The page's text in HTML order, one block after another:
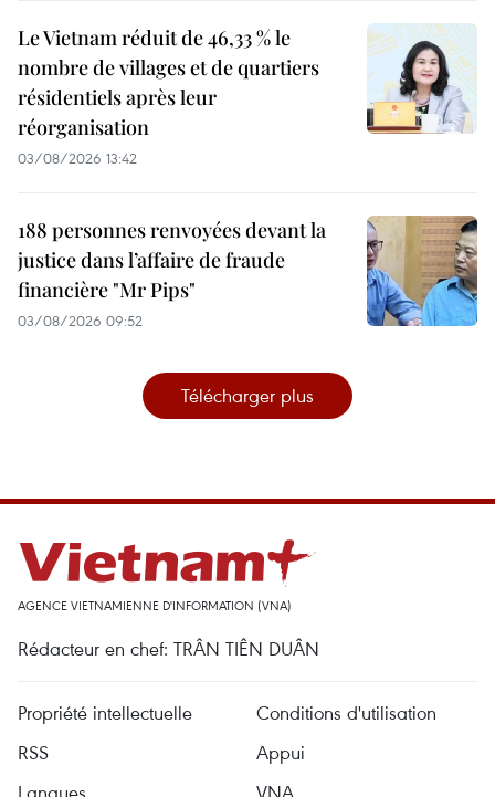
Le Vietnam réduit de 46,33 % le
nombre de villages et de quartiers
résidentiels après leur
réorganisation
03/08/2026 13:42
188 personnes renvoyées devant la
justice dans l’affaire de fraude
financière "Mr Pips"
03/08/2026 09:52
Télécharger plus
AGENCE VIETNAMIENNE D'INFORMATION (VNA)
Rédacteur en chef: TRÂN TIÊN DUÂN
Propriété intellectuelle
Conditions d'utilisation
RSS
Appui
Langues
VNA